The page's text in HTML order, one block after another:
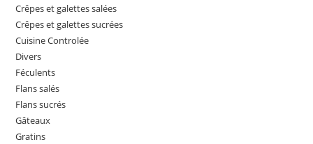
Crêpes et galettes salées
Crêpes et galettes sucrées
Cuisine Controlée
Divers
Féculents
Flans salés
Flans sucrés
Gâteaux
Gratins